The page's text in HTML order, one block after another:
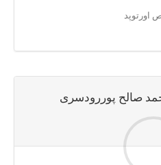
اورتوپد
صالح پوررودسری